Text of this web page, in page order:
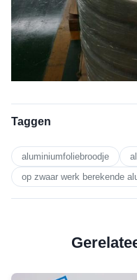
Taggen
aluminiumfoliebroodje
op zwaar werk berekende